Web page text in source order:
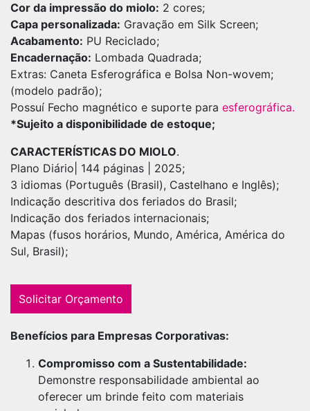
Cor da impressão do miolo: 2 cores;
Capa personalizada: Gravação em Silk Screen;
Acabamento: PU Reciclado;
Encadernação: Lombada Quadrada;
Extras: Caneta Esferográfica e Bolsa Non-wovem;
(modelo padrão);
Possuí Fecho magnético e suporte para esferográfica.
*Sujeito a disponibilidade de estoque;
CARACTERÍSTICAS DO MIOLO.
Plano Diário| 144 páginas | 2025;
3 idiomas (Português (Brasil), Castelhano e Inglês);
Indicação descritiva dos feriados do Brasil;
Indicação dos feriados internacionais;
Mapas (fusos horários, Mundo, América, América do
Sul, Brasil);
Solicitar Orçamento
Benefícios para Empresas Corporativas:
Compromisso com a Sustentabilidade:
Demonstre responsabilidade ambiental ao
oferecer um brinde feito com materiais